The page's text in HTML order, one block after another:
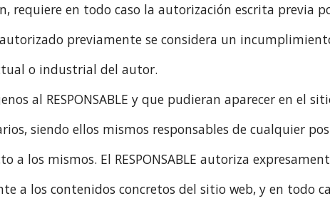
requiere en todo caso la autorización escrita previa
autorizado previamente se considera un
o industrial del autor.
al RESPONSABLE y que pudieran aparecer en el
siendo ellos mismos responsables de cualquier
a los mismos. El RESPONSABLE autoriza
a los contenidos concretos del sitio web, y en todo